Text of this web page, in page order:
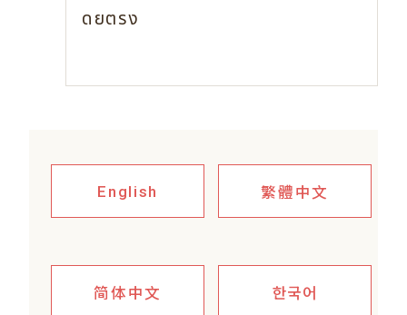
ดยตรง
English 繁體中文
简体中文 한국어